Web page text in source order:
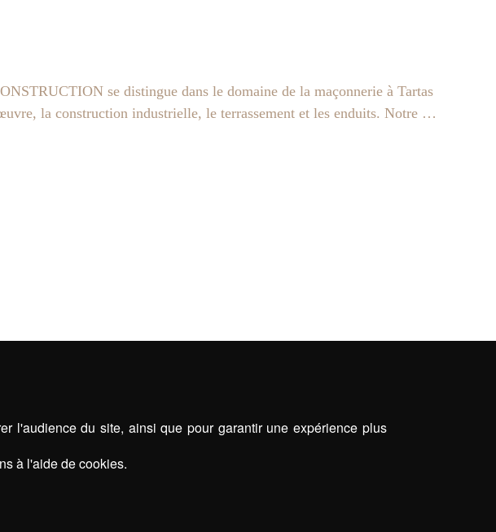
se distingue dans le domaine de la maçonnerie à Tartas
la construction industrielle, le terrassement et les enduits. Notre …
l'audience du site, ainsi que pour garantir une expérience plus
à l'aide de cookies.